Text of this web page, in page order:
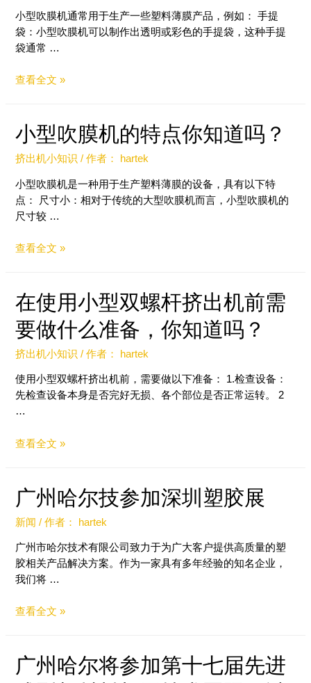
小型吹膜机通常用于生产一些塑料薄膜产品，例如： 手提
袋：小型吹膜机可以制作出透明或彩色的手提袋，这种手提
袋通常 …
查看全文 »
小型吹膜机的特点你知道吗？
挤出机小知识 / 作者： hartek
小型吹膜机是一种用于生产塑料薄膜的设备，具有以下特
点： 尺寸小：相对于传统的大型吹膜机而言，小型吹膜机的
尺寸较 …
查看全文 »
在使用小型双螺杆挤出机前需
要做什么准备，你知道吗？
挤出机小知识 / 作者： hartek
使用小型双螺杆挤出机前，需要做以下准备： 1.检查设备：
先检查设备本身是否完好无损、各个部位是否正常运转。 2
…
查看全文 »
广州哈尔技参加深圳塑胶展
新闻 / 作者： hartek
广州市哈尔技术有限公司致力于为广大客户提供高质量的塑
胶相关产品解决方案。作为一家具有多年经验的知名企业，
我们将 …
查看全文 »
广州哈尔将参加第十七届先进